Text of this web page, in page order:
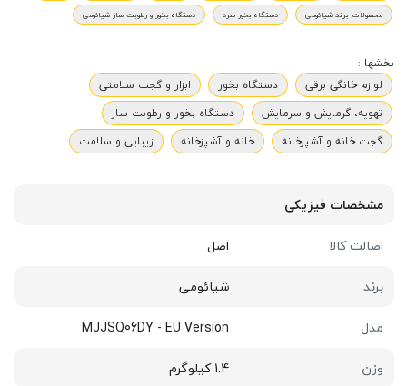
محصولات برند شیائومی دستگاه بخور سرد دستگاه بخور و رطوبت ساز شیائومی
بخشها :
لوازم خانگی برقی
دستگاه بخور
ابزار و گجت سلامتی
تهویه، گرمایش و سرمایش
دستگاه بخور و رطوبت ساز
گجت خانه و آشپزخانه
خانه و آشپزخانه زیبایی و سلامت
مشخصات فیزیکی
اصالت کالا
اصل
برند
شیائومی
مدل
MJJSQ06DY - EU Version
وزن
1.4 کیلوگرم